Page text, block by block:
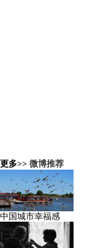
更多>> 微博推荐
中国城市幸福感